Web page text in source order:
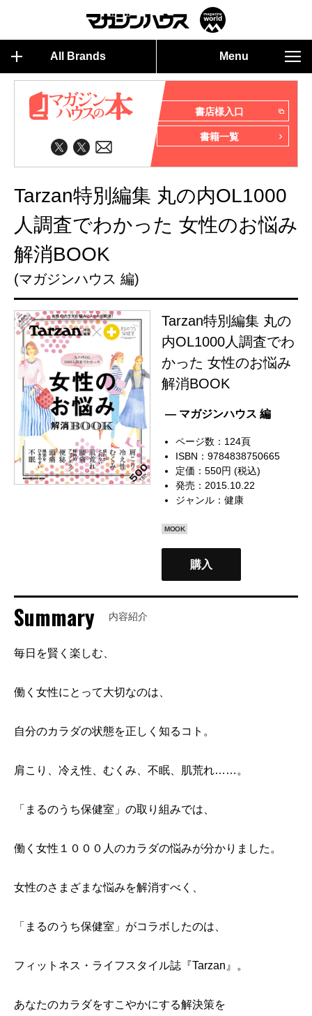
All Brands Menu
書店様入口
書籍一覧
Tarzan特別編集 丸の内OL1000
人調査でわかった 女性のお悩み
解消BOOK
(マガジンハウス 編)
Tarzan特別編集 丸の
内OL1000人調査でわ
かった 女性のお悩み
解消BOOK
— マガジンハウス 編
ページ数：124頁
ISBN：9784838750665
定価：550円 (税込)
発売：2015.10.22
ジャンル：健康
MOOK
購入
Summary 内容紹介
毎日を賢く楽しむ、
働く女性にとって大切なのは、
自分のカラダの状態を正しく知るコト。
肩こり、冷え性、むくみ、不眠、肌荒れ……。
「まるのうち保健室」の取り組みでは、
働く女性１０００人のカラダの悩みが分かりました。
女性のさまざまな悩みを解消すべく、
「まるのうち保健室」がコラボしたのは、
フィットネス・ライフスタイル誌『Tarzan』。
あなたのカラダをすこやかにする解決策を